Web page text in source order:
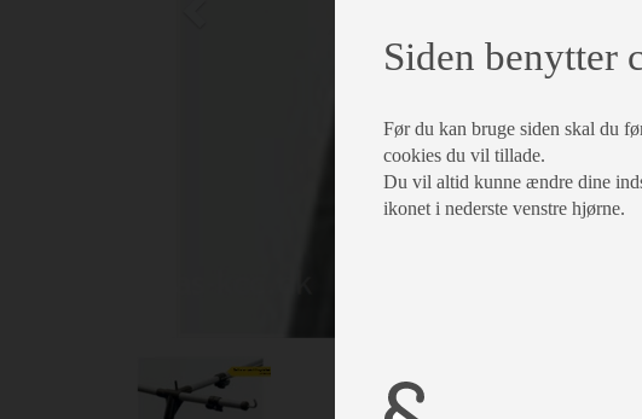
Siden benytter
Før du kan bruge siden skal du
cookies du vil tillade.
Du vil altid kunne ændre dine
ikonet i nederste venstre hjørne.